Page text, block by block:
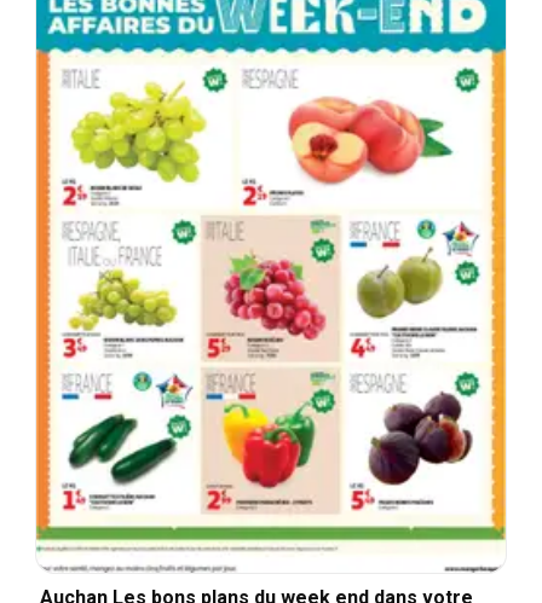
Auchan Les bons plans du week end dans votre